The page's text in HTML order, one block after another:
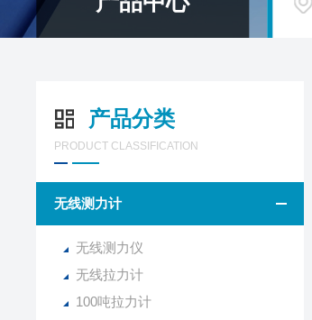
产品分类
PRODUCT CLASSIFICATION
无线测力计
无线测力仪
无线拉力计
100吨拉力计